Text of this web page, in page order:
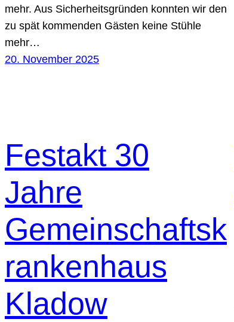
mehr. Aus Sicherheitsgründen konnten wir den
zu spät kommenden Gästen keine Stühle
mehr…
20. November 2025
Festakt 30
Jahre
Gemeinschaftsk
rankenhaus
Kladow